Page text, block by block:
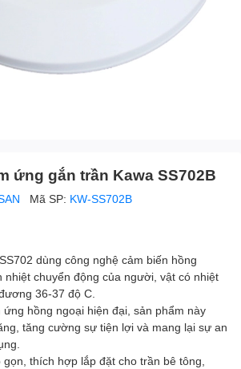
ứng gắn trần Kawa SS702B
Mã SP: KW-SS702B
dùng công nghệ cảm biến hồng
nhiệt chuyển động của người, vật có nhiệt
36-37 độ C.
ứng hồng ngoại hiện đại, sản phẩm này
tăng cường sự tiện lợi và mang lại sự an
thích hợp lắp đặt cho trần bê tông,